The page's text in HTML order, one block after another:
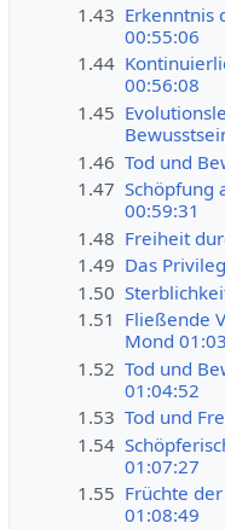
1.43 Erkenntnis
00:55:06
1.44
00:56:08
1.45
1.46 Tod und
1.47 Schöpfung
00:59:31
1.48 Freiheit
1.49 Das
1.50
1.51 Fließende
Mond
1.52 Tod und
01:04:52
1.53 Tod und
1.54
01:07:27
1.55 Früchte
01:08:49